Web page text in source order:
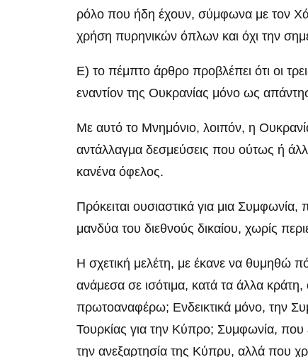
ρόλο που ήδη έχουν, σύμφωνα με τον
χρήση πυρηνικών όπλων και όχι την
Ε) το πέμπτο άρθρο προβλέπει ότι οι
εναντίον της Ουκρανίας μόνο ως
Με αυτό το Μνημόνιο, λοιπόν, η
αντάλλαγμα δεσμεύσεις που ούτως ή
κανένα όφελος.
Πρόκειται ουσιαστικά για μια
μανδύα του διεθνούς δικαίου, χωρίς
Η σχετική μελέτη, με έκανε να θυμηθώ
ανάμεσα σε ισότιμα, κατά τα άλλα
πρωτοαναφέρω; Ενδεικτικά μόνο, την
Τουρκίας για την Κύπρο; Συμφωνία,
την ανεξαρτησία της Κύπρυ, αλλά που